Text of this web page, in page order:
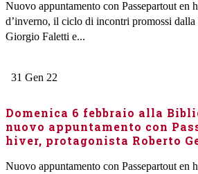
Nuovo appuntamento con Passepartout en
d’inverno, il ciclo di incontri promossi
Giorgio Faletti e...
31 Gen 22
Domenica 6 febbraio alla
nuovo appuntamento con
hiver, protagonista Roberto
Nuovo appuntamento con Passepartout en